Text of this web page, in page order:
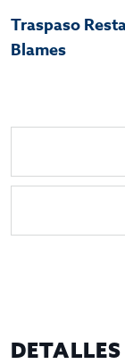
Traspaso
Blames
DETALLES